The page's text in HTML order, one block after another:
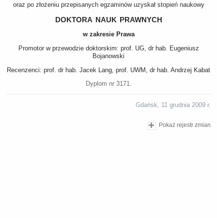
oraz po złożeniu przepisanych egzaminów uzyskał stopień naukowy
doktora nauk prawnych
w zakresie Prawa
Promotor w przewodzie doktorskim: prof. UG, dr hab. Eugeniusz
Bojanowski
Recenzenci: prof. dr hab. Jacek Lang, prof. UWM, dr hab. Andrzej Kabat
Dyplom nr 3171.
Gdańsk, 11 grudnia 2009 r.
Pokaż rejestr zmian